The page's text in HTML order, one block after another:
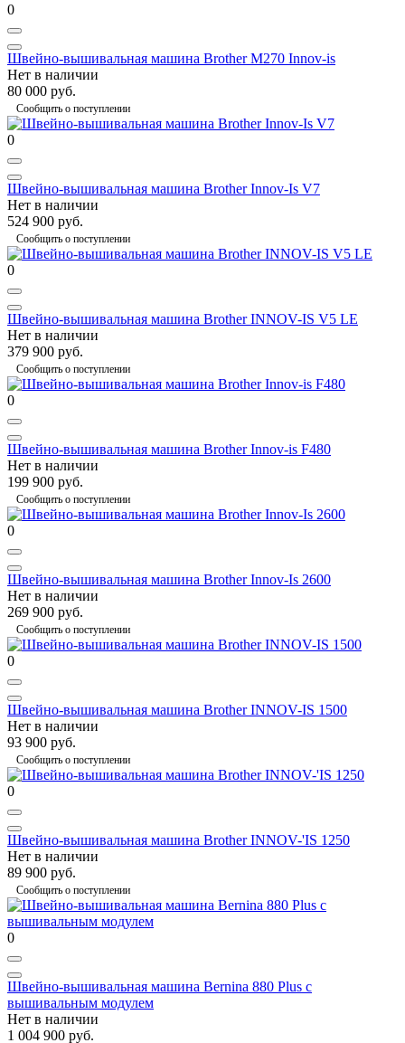
0
Швейно-вышивальная машина Brother M270 Innov-is
Нет в наличии
80 000 руб.
Сообщить о поступлении
0
Швейно-вышивальная машина Brother Innov-Is V7
Нет в наличии
524 900 руб.
Сообщить о поступлении
0
Швейно-вышивальная машина Brother INNOV-IS V5 LE
Нет в наличии
379 900 руб.
Сообщить о поступлении
0
Швейно-вышивальная машина Brother Innov-is F480
Нет в наличии
199 900 руб.
Сообщить о поступлении
0
Швейно-вышивальная машина Brother Innov-Is 2600
Нет в наличии
269 900 руб.
Сообщить о поступлении
0
Швейно-вышивальная машина Brother INNOV-IS 1500
Нет в наличии
93 900 руб.
Сообщить о поступлении
0
Швейно-вышивальная машина Brother INNOV-'IS 1250
Нет в наличии
89 900 руб.
Сообщить о поступлении
0
Швейно-вышивальная машина Bernina 880 Plus с
вышивальным модулем
Нет в наличии
1 004 900 руб.